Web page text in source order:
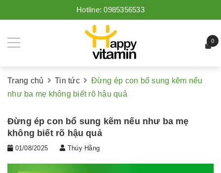
Hotline:0985356533
0
Trang chủ Tin tức
Đừng ép con bổ sung kẽm nếu
như ba mẹ không biết rõ hậu quả
Đừng ép con bổ sung kẽm nếu như ba mẹ
không biết rõ hậu quả
01/08/2025 Thúy Hằng